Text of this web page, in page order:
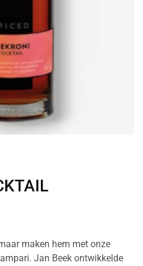
maken hem met onze
Jan Beek ontwikkelde